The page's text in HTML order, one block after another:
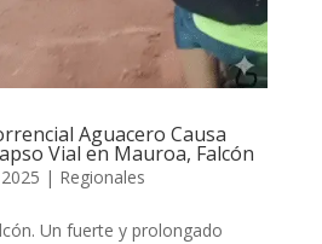
Aguacero Causa
Vial en Mauroa, Falcón
| Regionales
Un fuerte y prolongado